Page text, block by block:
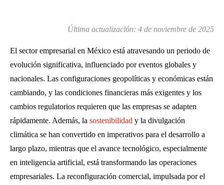
Última actualización: 4 de noviembre de 2025
El sector empresarial en México está atravesando un periodo de
evolución significativa, influenciado por eventos globales y
nacionales. Las configuraciones geopolíticas y económicas están
cambiando, y las condiciones financieras más exigentes y los
cambios regulatorios requieren que las empresas se adapten
rápidamente. Además, la sostenibilidad y la divulgación
climática se han convertido en imperativos para el desarrollo a
largo plazo, mientras que el avance tecnológico, especialmente
en inteligencia artificial, está transformando las operaciones
empresariales. La reconfiguración comercial, impulsada por el